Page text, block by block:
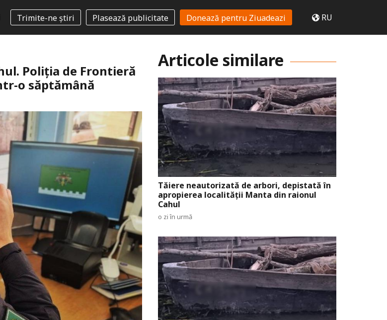
Trimite-ne știri Plasează publicitate Donează pentru Ziuadeazi RU
Poliția de Frontieră
o săptămână
Articole similare
Tăiere neautorizată de arbori, depistată în
apropierea localității Manta din raionul
Cahul
o zi în urmă